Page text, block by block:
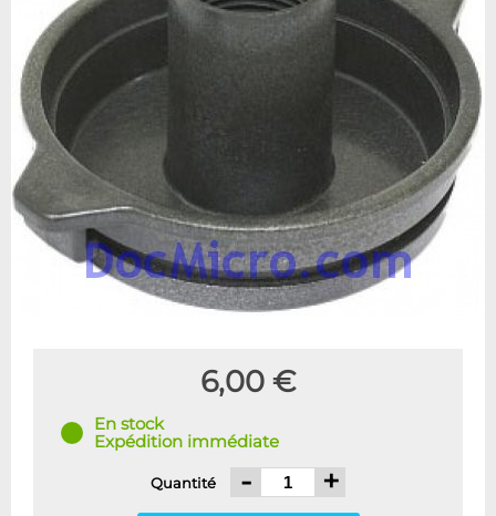
6,00 €
En stock
Expédition immédiate
Quantité - +